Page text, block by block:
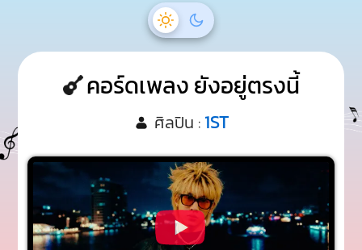
คอร์ดเพลง ยังอยู่ตรงนี้
ศิลปิน : 1ST